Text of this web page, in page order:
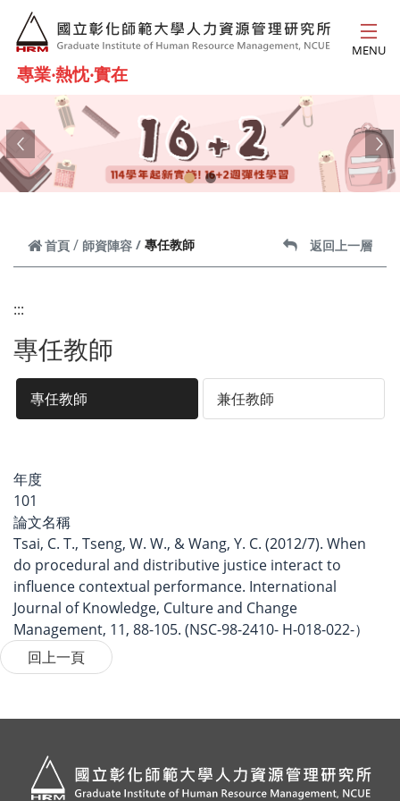
跳到主要內容
專業‧熱忱‧實在
MENU
Previous
首頁 師資陣容 專任教師 返回上一層
:::
專任教師
專任教師 兼任教師
年度
101
論文名稱
Tsai, C. T., Tseng, W. W., & Wang, Y. C. (2012/7). When
do procedural and distributive justice interact to
influence contextual performance. International
Journal of Knowledge, Culture and Change
Management, 11, 88-105. (NSC-98-2410- H-018-022-）